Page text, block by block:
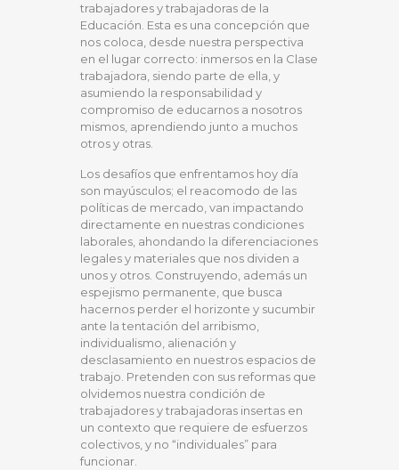
trabajadores y trabajadoras de la
Educación. Esta es una concepción que
nos coloca, desde nuestra perspectiva
en el lugar correcto: inmersos en la Clase
trabajadora, siendo parte de ella, y
asumiendo la responsabilidad y
compromiso de educarnos a nosotros
mismos, aprendiendo junto a muchos
otros y otras.
Los desafíos que enfrentamos hoy día
son mayúsculos; el reacomodo de las
políticas de mercado, van impactando
directamente en nuestras condiciones
laborales, ahondando la diferenciaciones
legales y materiales que nos dividen a
unos y otros. Construyendo, además un
espejismo permanente, que busca
hacernos perder el horizonte y sucumbir
ante la tentación del arribismo,
individualismo, alienación y
desclasamiento en nuestros espacios de
trabajo. Pretenden con sus reformas que
olvidemos nuestra condición de
trabajadores y trabajadoras insertas en
un contexto que requiere de esfuerzos
colectivos, y no “individuales” para
funcionar.